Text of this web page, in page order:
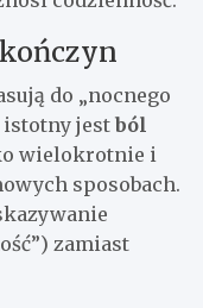
do „nocnego
istotny jest ból
wielokrotnie i
sposobach.
zamiast